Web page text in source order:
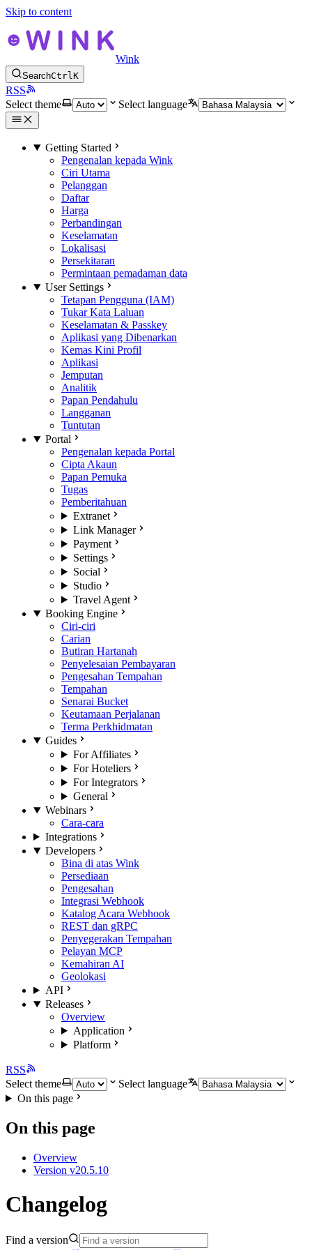
Skip to content
Wink
SearchCtrlK
RSS
Select theme
Select language
Getting Started
Pengenalan kepada Wink
Ciri Utama
Pelanggan
Daftar
Harga
Perbandingan
Keselamatan
Lokalisasi
Persekitaran
Permintaan pemadaman data
User Settings
Tetapan Pengguna (IAM)
Tukar Kata Laluan
Keselamatan & Passkey
Aplikasi yang Dibenarkan
Kemas Kini Profil
Aplikasi
Jemputan
Analitik
Papan Pendahulu
Langganan
Tuntutan
Portal
Pengenalan kepada Portal
Cipta Akaun
Papan Pemuka
Tugas
Pemberitahuan
Extranet
Link Manager
Payment
Settings
Social
Studio
Travel Agent
Booking Engine
Ciri-ciri
Carian
Butiran Hartanah
Penyelesaian Pembayaran
Pengesahan Tempahan
Tempahan
Senarai Bucket
Keutamaan Perjalanan
Terma Perkhidmatan
Guides
For Affiliates
For Hoteliers
For Integrators
General
Webinars
Cara-cara
Integrations
Developers
Bina di atas Wink
Persediaan
Pengesahan
Integrasi Webhook
Katalog Acara Webhook
REST dan gRPC
Penyegerakan Tempahan
Pelayan MCP
Kemahiran AI
Geolokasi
API
Releases
Overview
Application
Platform
RSS
Select theme
Select language
On this page
On this page
Overview
Version v20.5.10
Changelog
Find a version